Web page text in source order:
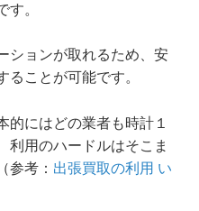
す。
ションが取れるため、安
ることが可能です。
的にはどの業者も時計１
利用のハードルはそこま
参考： 出張買取の利用 い